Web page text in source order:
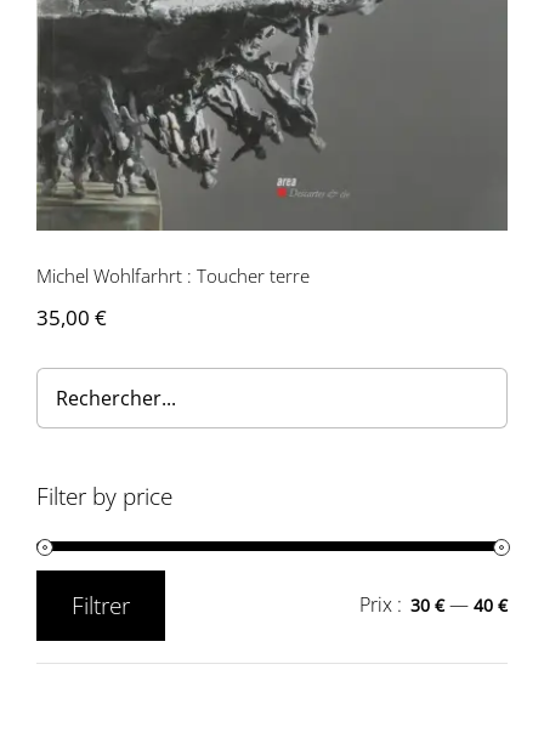
Michel Wohlfarhrt : Toucher terre
35,00 €
Filter by price
Filtrer Prix : 30 €—40 €